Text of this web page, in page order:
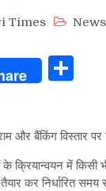
Times News
और बैंकिंग विस्तार पर
में किसी
कर निर्धारित समय